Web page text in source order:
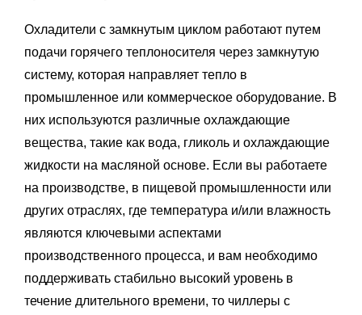
Охладители с замкнутым циклом работают путем
подачи горячего теплоносителя через замкнутую
систему, которая направляет тепло в
промышленное или коммерческое оборудование. В
них используются различные охлаждающие
вещества, такие как вода, гликоль и охлаждающие
жидкости на масляной основе. Если вы работаете
на производстве, в пищевой промышленности или
других отраслях, где температура и/или влажность
являются ключевыми аспектами
производственного процесса, и вам необходимо
поддерживать стабильно высокий уровень в
течение длительного времени, то чиллеры с